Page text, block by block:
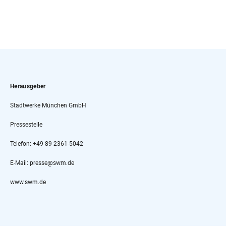
Herausgeber
Stadtwerke München GmbH
Pressestelle
Telefon: +49 89 2361-5042
E-Mail: presse@swm.de
www.swm.de